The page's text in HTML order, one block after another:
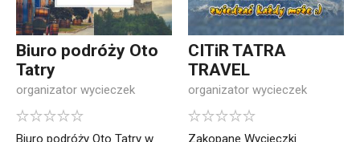
Biuro podróży Oto
Tatry
organizator wycieczek
Biuro podróży Oto Tatry w
CITiR TATRA
TRAVEL
organizator wycieczek
Zakopane Wycieczki